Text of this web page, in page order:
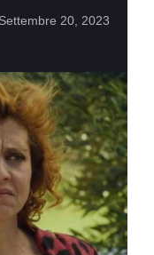
Settembre 20, 2023